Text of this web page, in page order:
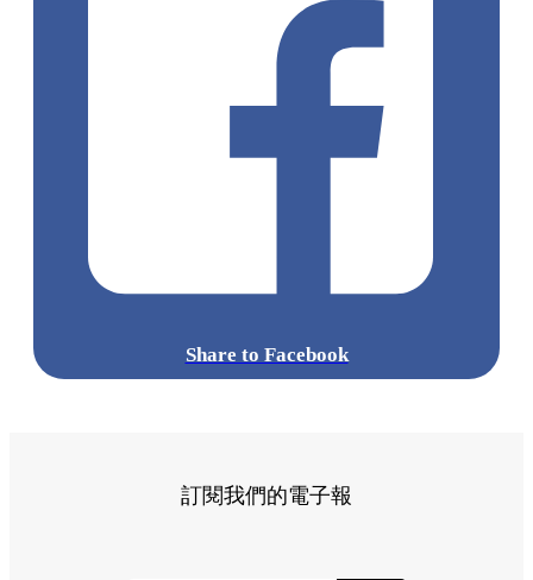
Share to Facebook
訂閱我們的電子報